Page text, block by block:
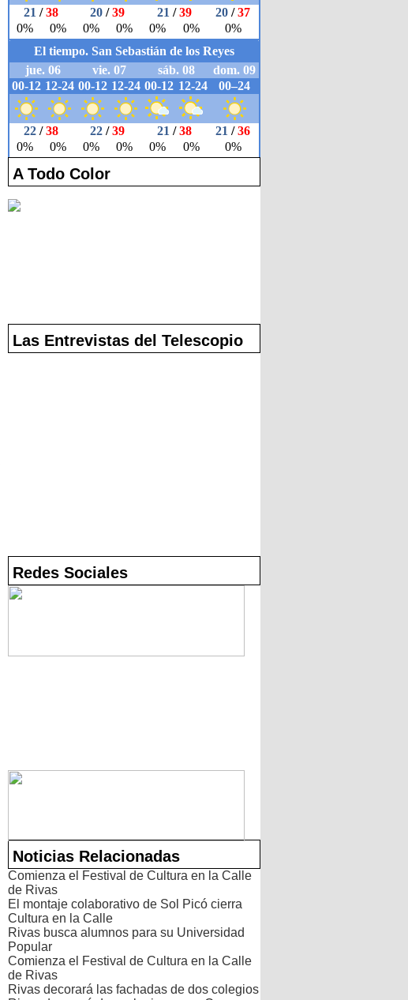
A Todo Color
Las Entrevistas del Telescopio
Redes Sociales
Noticias Relacionadas
Comienza el Festival de Cultura en la Calle
de Rivas
El montaje colaborativo de Sol Picó cierra
Cultura en la Calle
Rivas busca alumnos para su Universidad
Popular
Comienza el Festival de Cultura en la Calle
de Rivas
Rivas decorará las fachadas de dos colegios